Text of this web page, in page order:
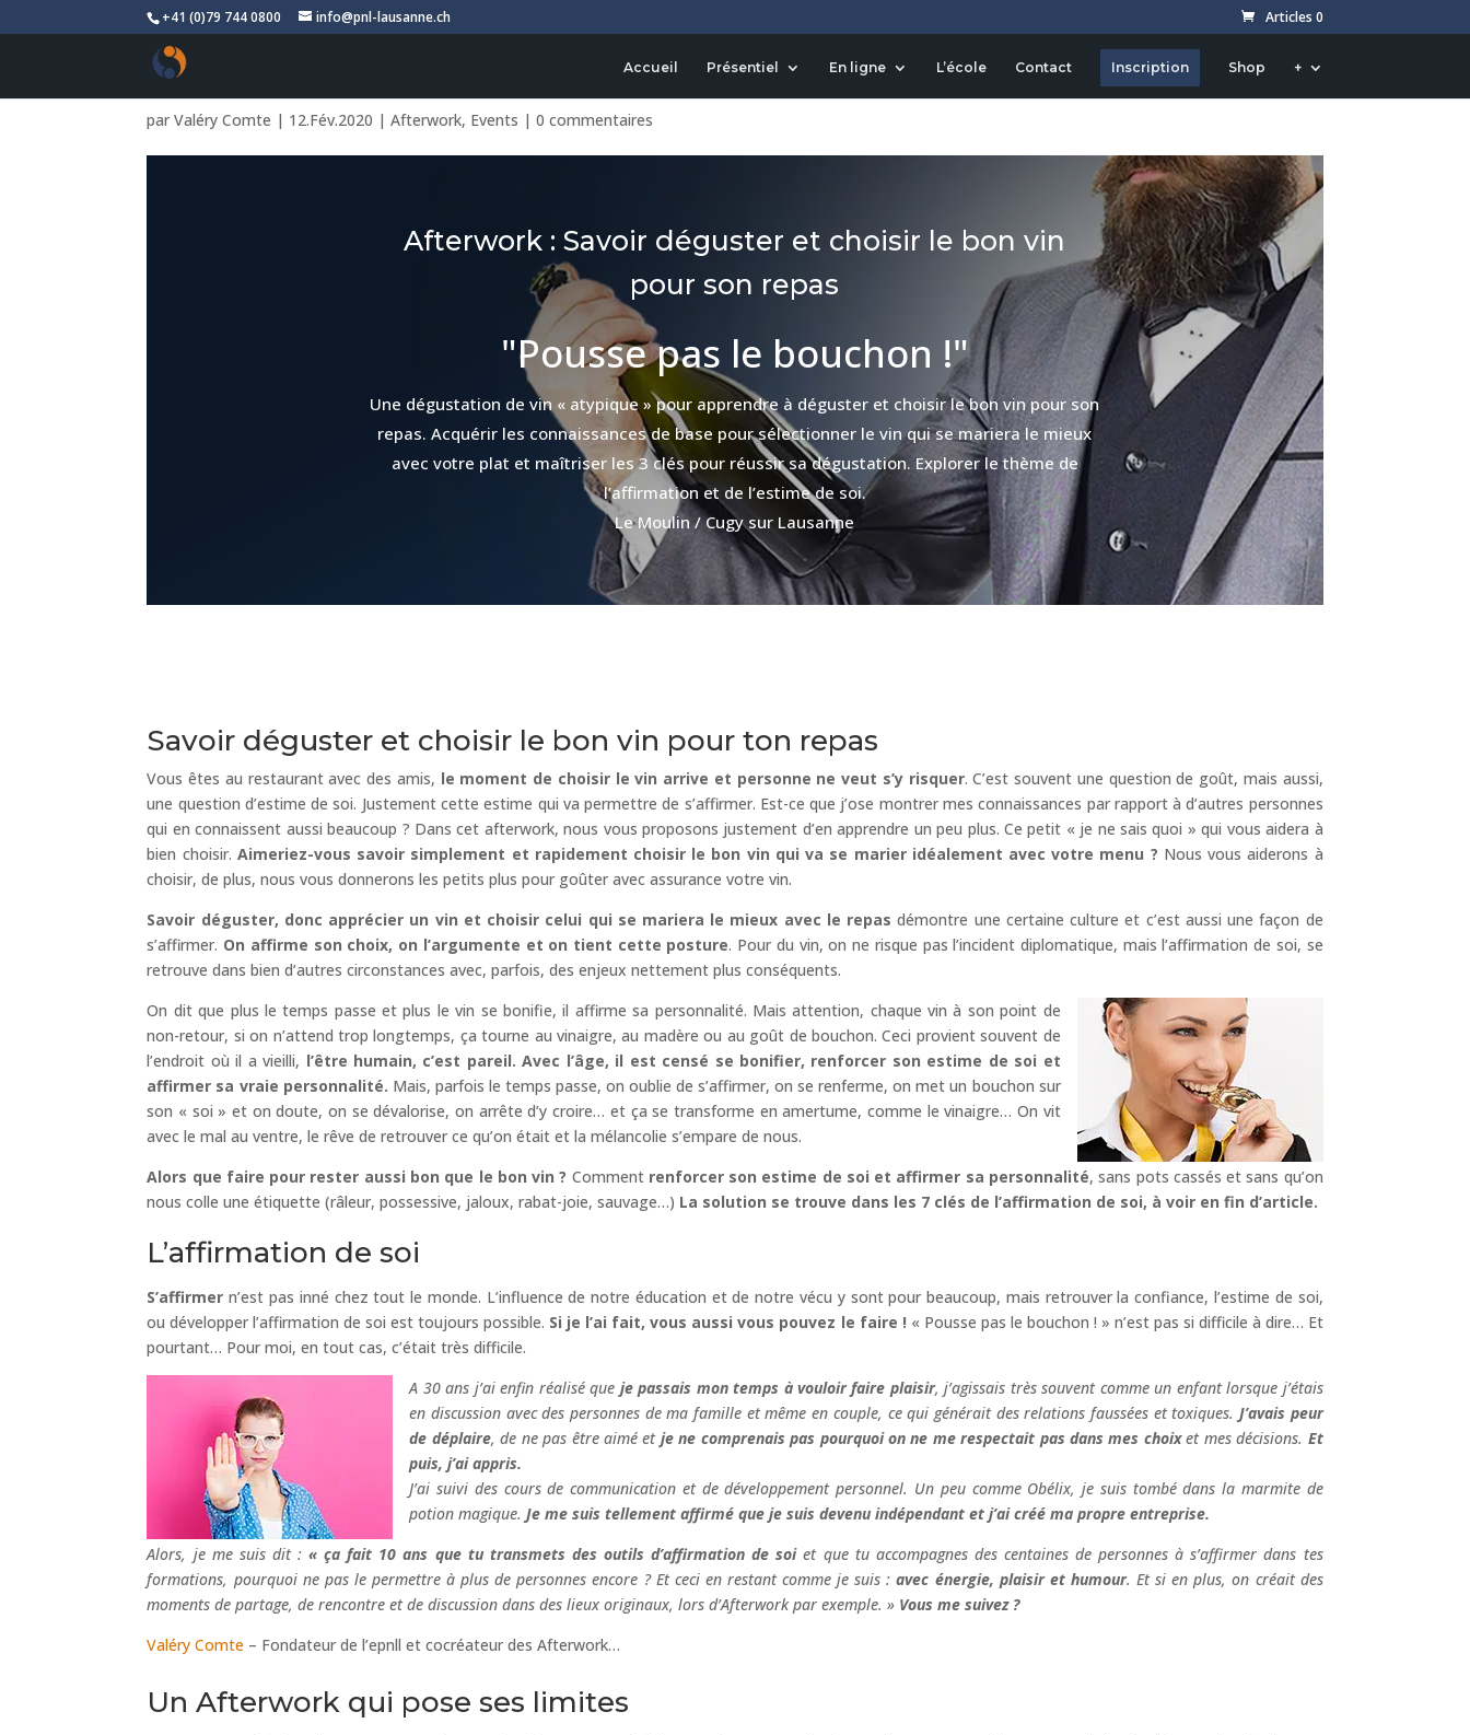
+41 (0)79 744 0800 info@pnl-lausanne.ch Articles 0
Accueil Présentiel En ligne L’école Contact Inscription Shop +
Afterwork : « Déguster et choisir le bon vin pour son repas »
parValéry Comte | 12.Fév.2020 |Afterwork, Events |0 commentaires
Afterwork : Savoir déguster et choisir le bon vin
pour son repas
"Pousse pas le bouchon !"
Une dégustation de vin « atypique » pour apprendre à déguster et choisir le bon vin pour son
repas. Acquérir les connaissances de base pour sélectionner le vin qui se mariera le mieux
avec votre plat et maîtriser les 3 clés pour réussir sa dégustation. Explorer le thème de
l’affirmation et de l’estime de soi.
Le Moulin / Cugy sur Lausanne
Savoir déguster et choisir le bon vin pour ton repas
Vous êtes au restaurant avec des amis, le moment de choisir le vin arrive et personne ne veut s’y risquer. C’est souvent une question de goût, mais aussi,
une question d’estime de soi. Justement cette estime qui va permettre de s’affirmer. Est-ce que j’ose montrer mes connaissances par rapport à d’autres personnes
qui en connaissent aussi beaucoup ? Dans cet afterwork, nous vous proposons justement d’en apprendre un peu plus. Ce petit « je ne sais quoi » qui vous aidera à
bien choisir. Aimeriez-vous savoir simplement et rapidement choisir le bon vin qui va se marier idéalement avec votre menu ? Nous vous aiderons à
choisir, de plus, nous vous donnerons les petits plus pour goûter avec assurance votre vin.
Savoir déguster, donc apprécier un vin et choisir celui qui se mariera le mieux avec le repas démontre une certaine culture et c’est aussi une façon de
s’affirmer. On affirme son choix, on l’argumente et on tient cette posture. Pour du vin, on ne risque pas l’incident diplomatique, mais l’affirmation de soi, se
retrouve dans bien d’autres circonstances avec, parfois, des enjeux nettement plus conséquents.
On dit que plus le temps passe et plus le vin se bonifie, il affirme sa personnalité. Mais attention, chaque vin à son point de
non-retour, si on n’attend trop longtemps, ça tourne au vinaigre, au madère ou au goût de bouchon. Ceci provient souvent de
l’endroit où il a vieilli, l’être humain, c’est pareil. Avec l’âge, il est censé se bonifier, renforcer son estime de soi et
affirmer sa vraie personnalité. Mais, parfois le temps passe, on oublie de s’affirmer, on se renferme, on met un bouchon sur
son « soi » et on doute, on se dévalorise, on arrête d’y croire… et ça se transforme en amertume, comme le vinaigre… On vit
avec le mal au ventre, le rêve de retrouver ce qu’on était et la mélancolie s’empare de nous.
Alors que faire pour rester aussi bon que le bon vin ? Comment renforcer son estime de soi et affirmer sa personnalité, sans pots cassés et sans qu’on
nous colle une étiquette (râleur, possessive, jaloux, rabat-joie, sauvage…) La solution se trouve dans les 7 clés de l’affirmation de soi, à voir en fin d’article.
L’affirmation de soi
S’affirmer n’est pas inné chez tout le monde. L’influence de notre éducation et de notre vécu y sont pour beaucoup, mais retrouver la confiance, l’estime de soi,
ou développer l’affirmation de soi est toujours possible. Si je l’ai fait, vous aussi vous pouvez le faire ! « Pousse pas le bouchon ! » n’est pas si difficile à dire… Et
pourtant… Pour moi, en tout cas, c’était très difficile.
A 30 ans j’ai enfin réalisé que je passais mon temps à vouloir faire plaisir, j’agissais très souvent comme un enfant lorsque j’étais
en discussion avec des personnes de ma famille et même en couple, ce qui générait des relations faussées et toxiques. J’avais peur
de déplaire, de ne pas être aimé et je ne comprenais pas pourquoi on ne me respectait pas dans mes choixet mes décisions. Et
puis, j’ai appris.
J’ai suivi des cours de communication et de développement personnel. Un peu comme Obélix, je suis tombé dans la marmite de
potion magique. Je me suis tellement affirmé que je suis devenu indépendant et j’ai créé ma propre entreprise.
Alors, je me suis dit :« ça fait 10 ans que tu transmets des outils d’affirmation de soiet que tu accompagnes des centaines de personnes à s’affirmer dans tes
formations, pourquoi ne pas le permettre à plus de personnes encore ? Et ceci en restant comme je suis :avec énergie, plaisir et humour. Et si en plus, on créait des
moments de partage, de rencontre et de discussion dans des lieux originaux, lors d’Afterwork par exemple. » Vous me suivez ?
Valéry Comte – Fondateur de l’epnll et cocréateur des Afterwork…
Un Afterwork qui pose ses limites